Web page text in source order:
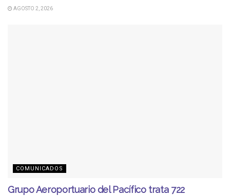
AGOSTO 2, 2026
COMUNICADOS
Grupo Aeroportuario del Pacífico trata 722